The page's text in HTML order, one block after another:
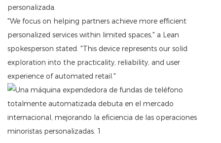
personalizada.
"We focus on helping partners achieve more efficient
personalized services within limited spaces," a Lean
spokesperson stated. "This device represents our solid
exploration into the practicality, reliability, and user
experience of automated retail."